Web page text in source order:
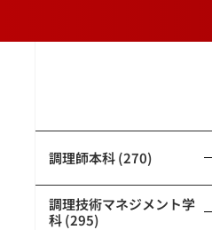
調理師本科 (270)
調理技術マネジメント学
科 (295)